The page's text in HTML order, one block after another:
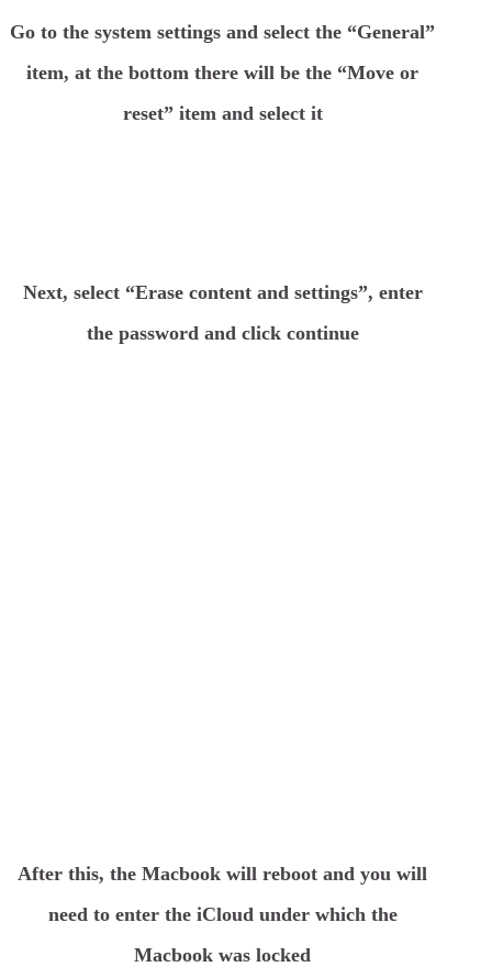
Go to the system settings and select the “General”
item, at the bottom there will be the “Move or
reset” item and select it
Next, select “Erase content and settings”, enter
the password and click continue
After this, the Macbook will reboot and you will
need to enter the iCloud under which the
Macbook was locked